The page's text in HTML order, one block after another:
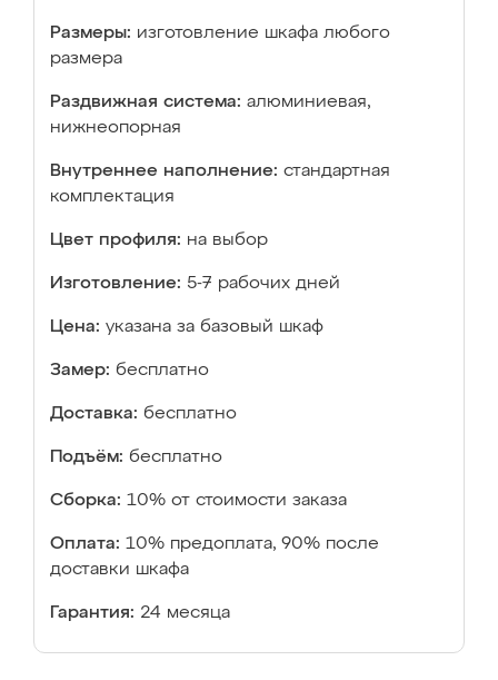
Размеры: изготовление шкафа любого
размера
Раздвижная система: алюминиевая,
нижнеопорная
Внутреннее наполнение: стандартная
комплектация
Цвет профиля: на выбор
Изготовление: 5-7 рабочих дней
Цена: указана за базовый шкаф
Замер: бесплатно
Доставка: бесплатно
Подъём: бесплатно
Сборка: 10% от стоимости заказа
Оплата: 10% предоплата, 90% после
доставки шкафа
Гарантия: 24 месяца